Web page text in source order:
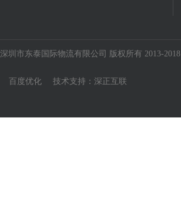
深圳市东泰国际物流有限公司 版权所有 2013-2018
百度优化 技术支持： 深正互联